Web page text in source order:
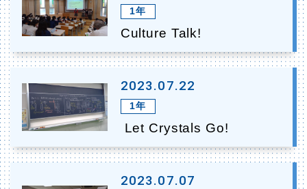
1年
Culture Talk!
2023.07.22
1年
Let Crystals Go!
2023.07.07